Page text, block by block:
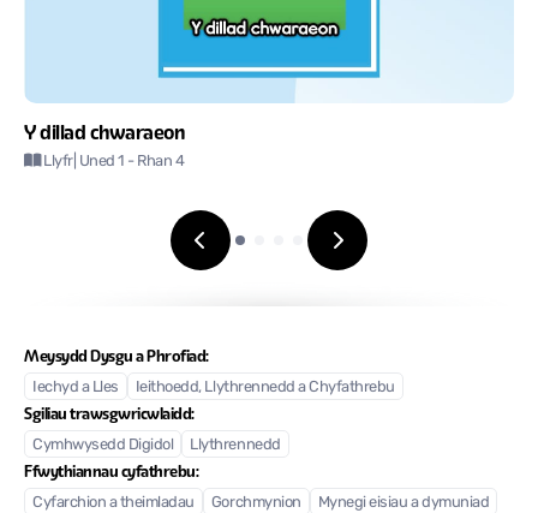
Y dillad chwaraeon
Llyfr| Uned 1 - Rhan 4
Meysydd Dysgu a Phrofiad:
Iechyd a Lles Ieithoedd, Llythrennedd a Chyfathrebu
Sgiliau trawsgwricwlaidd:
Cymhwysedd Digidol Llythrennedd
Ffwythiannau cyfathrebu:
Cyfarchion a theimladau Gorchmynion
Mynegi eisiau a dymuniad